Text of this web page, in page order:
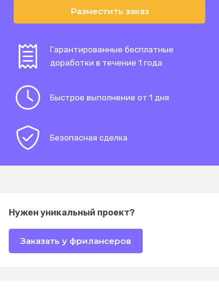
Разместить заказ
Гарантированные бесплатные
доработки в течение 1 года
Быстрое выполнение от 1 дня
Безопасная сделка
Нужен уникальный проект?
Заказать у фрилансеров